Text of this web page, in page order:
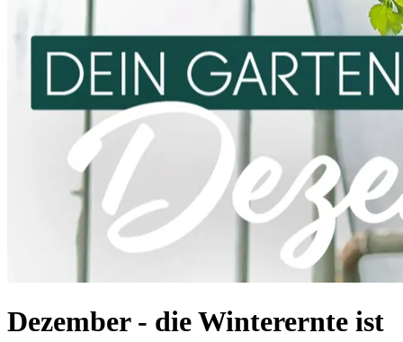
Dezember - die Winterernte ist